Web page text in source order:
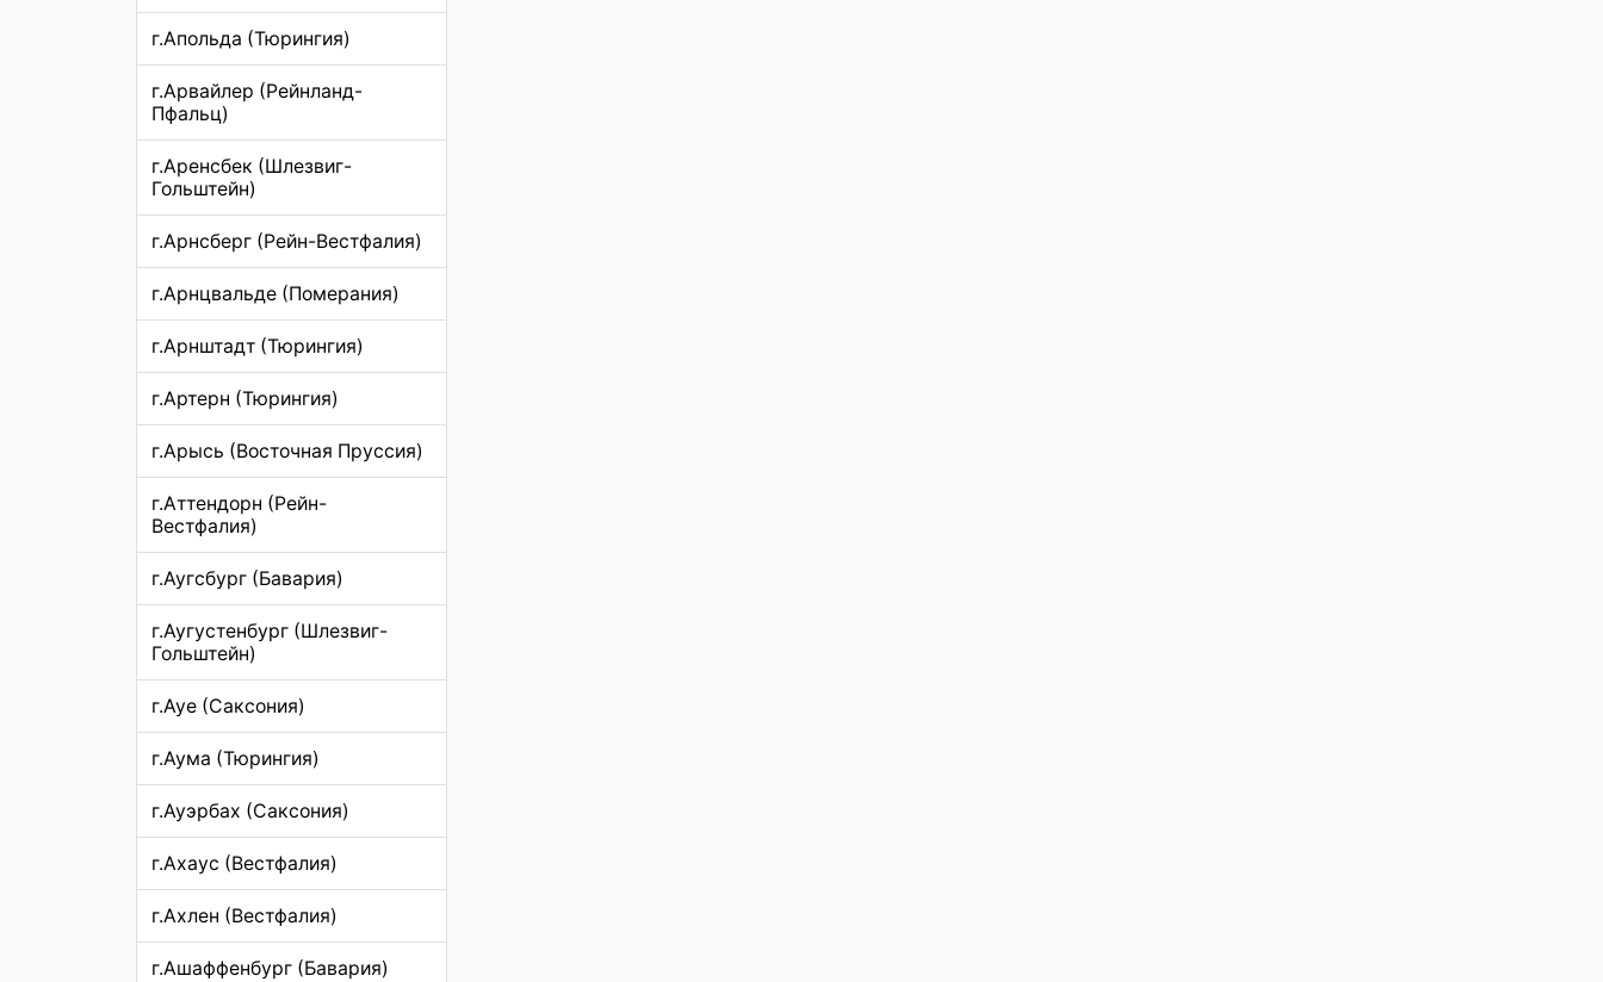
г.Апольда (Тюрингия)
г.Арвайлер (Рейнланд-
Пфальц)
г.Аренсбек (Шлезвиг-
Гольштейн)
г.Арнсберг (Рейн-Вестфалия)
г.Арнцвальде (Померания)
г.Арнштадт (Тюрингия)
г.Артерн (Тюрингия)
г.Арысь (Восточная Пруссия)
г.Аттендорн (Рейн-
Вестфалия)
г.Аугсбург (Бавария)
г.Аугустенбург (Шлезвиг-
Гольштейн)
г.Ауе (Саксония)
г.Аума (Тюрингия)
г.Ауэрбах (Саксония)
г.Ахаус (Вестфалия)
г.Ахлен (Вестфалия)
г.Ашаффенбург (Бавария)